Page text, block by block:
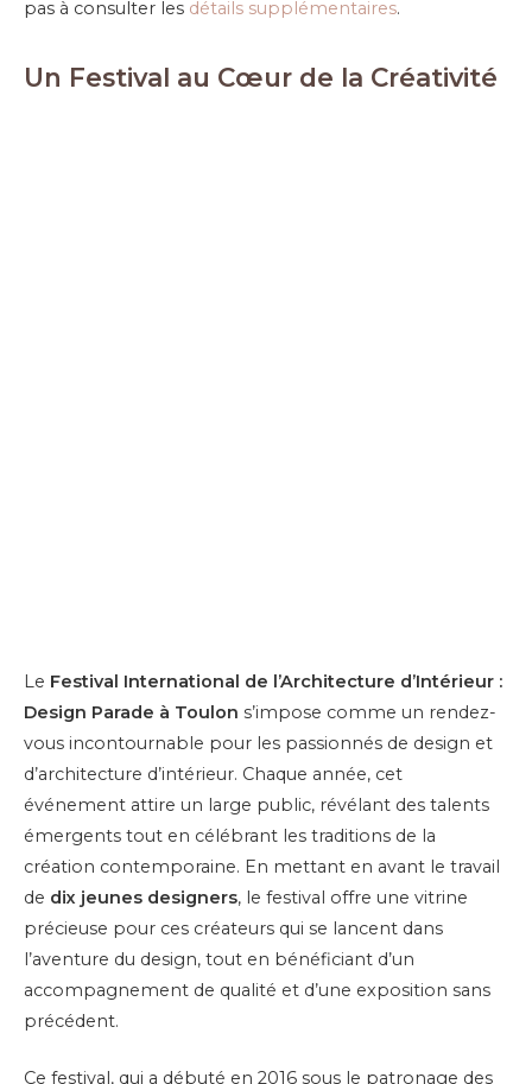
pas à consulter les détails supplémentaires.
Un Festival au Cœur de la Créativité
Le Festival International de l’Architecture d’Intérieur :
Design Parade à Toulon s’impose comme un rendez-
vous incontournable pour les passionnés de design et
d’architecture d’intérieur. Chaque année, cet
événement attire un large public, révélant des talents
émergents tout en célébrant les traditions de la
création contemporaine. En mettant en avant le travail
de dix jeunes designers, le festival offre une vitrine
précieuse pour ces créateurs qui se lancent dans
l’aventure du design, tout en bénéficiant d’un
accompagnement de qualité et d’une exposition sans
précédent.
Ce festival, qui a débuté en 2016 sous le patronage des